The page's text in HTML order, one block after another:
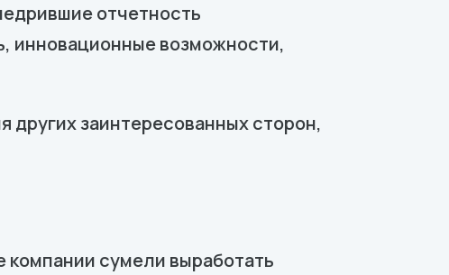
отчетность
инновационные возможности,
заинтересованных сторон,
компании сумели выработать